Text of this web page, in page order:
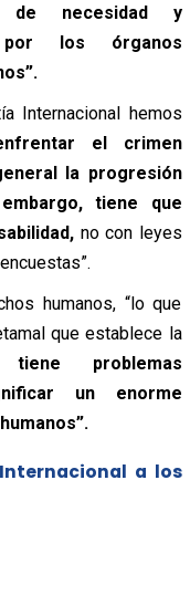
de necesidad y
por los órganos
Internacional hemos
el crimen
la progresión
tiene que
no con leyes
humanos, “lo que
que establece la
tiene problemas
un enorme
a los